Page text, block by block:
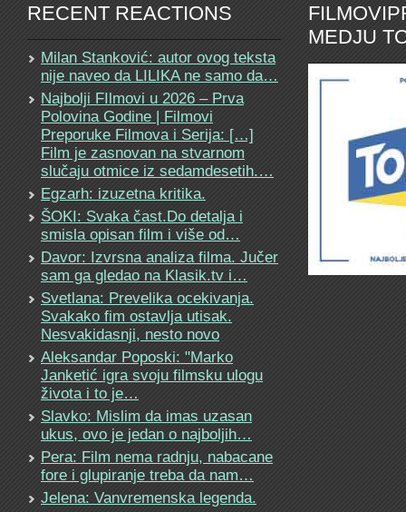
RECENT REACTIONS
Milan Stanković: autor ovog teksta
nije naveo da LILIKA ne samo da…
Najbolji FIlmovi u 2026 – Prva
Polovina Godine | Filmovi
Preporuke Filmova i Serija: […]
Film je zasnovan na stvarnom
slučaju otmice iz sedamdesetih.…
Egzarh: izuzetna kritika.
ŠOKI: Svaka čast.Do detalja i
smisla opisan film i više od…
Davor: Izvrsna analiza filma. Jučer
sam ga gledao na Klasik.tv i…
Svetlana: Prevelika ocekivanja.
Svakako fim ostavlja utisak.
Nesvakidasnji, nesto novo
Aleksandar Poposki: "Marko
Janketić igra svoju filmsku ulogu
života i to je…
Slavko: Mislim da imas uzasan
ukus, ovo je jedan o najboljih…
Pera: Film nema radnju, nabacane
fore i glupiranje treba da nam…
Jelena: Vanvremenska legenda.
MEDJU